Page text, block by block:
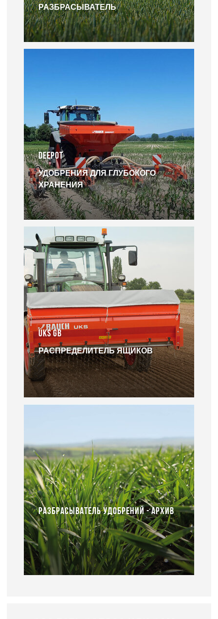
РАЗБРАСЫВАТЕЛЬ
DEEPOT
УДОБРЕНИЯ ДЛЯ ГЛУБОКОГО
ХРАНЕНИЯ
UKS GB
РАСПРЕДЕЛИТЕЛЬ ЯЩИКОВ
РАЗБРАСЫВАТЕЛЬ УДОБРЕНИЙ - АРХИВ